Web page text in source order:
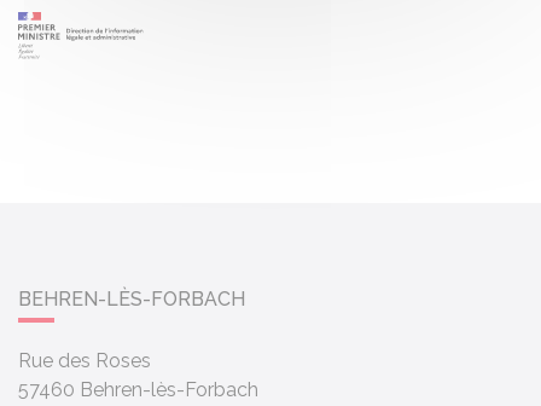
BEHREN-LÈS-FORBACH
Rue des Roses
57460 Behren-lès-Forbach